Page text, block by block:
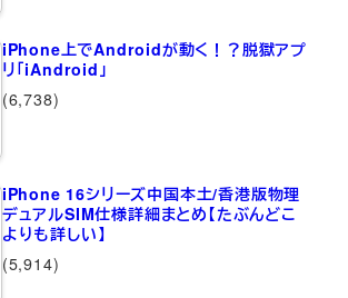
iPhone上でAndroidが動く！？脱獄アプ
リ「iAndroid」
(6,738)
iPhone 16シリーズ中国本土/香港版物理
デュアルSIM仕様詳細まとめ【たぶんどこ
よりも詳しい】
(5,914)